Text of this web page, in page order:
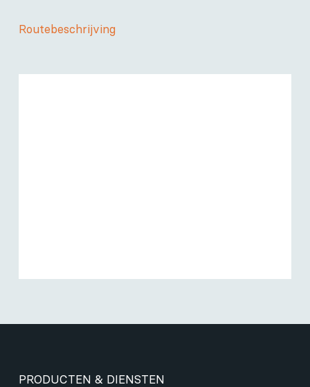
Routebeschrijving
PRODUCTEN & DIENSTEN